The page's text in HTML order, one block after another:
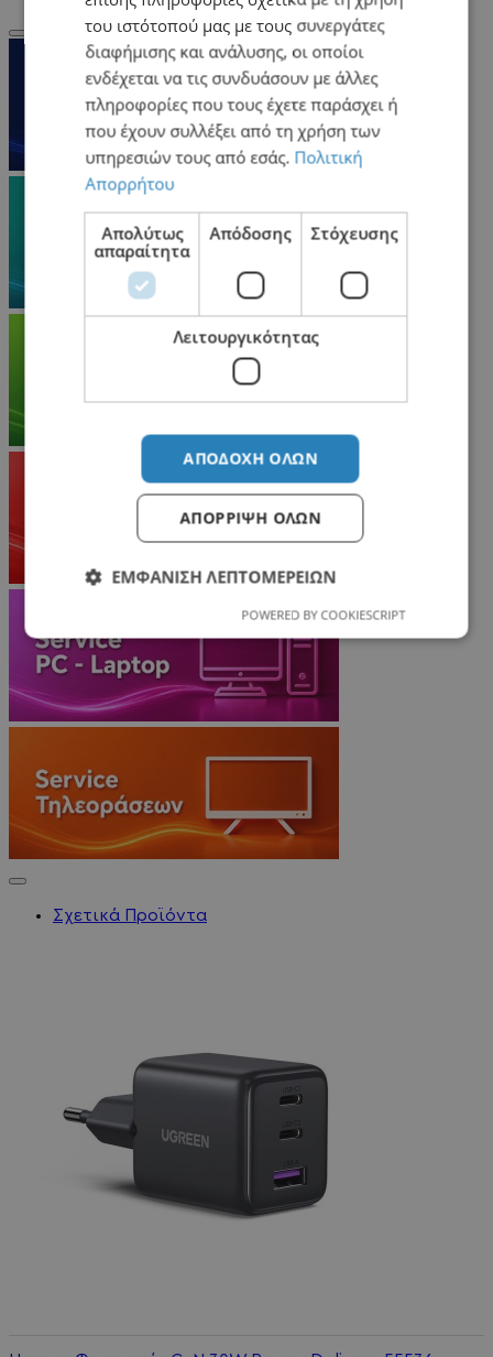
Σχετικά Προϊόντα
του ιστότοπού μας με τους συνεργάτες
διαφήμισης και ανάλυσης, οι οποίοι
ενδέχεται να τις συνδυάσουν με άλλες
πληροφορίες που τους έχετε παράσχει ή
που έχουν συλλέξει από τη χρήση των
υπηρεσιών τους από εσάς. Πολιτική
Απορρήτου
Απολύτως
απαραίτητα
Απόδοσης Στόχευσης
Λειτουργικότητας
ΑΠΟΔΟΧΉ ΌΛΩΝ
ΑΠΌΡΡΙΨΗ ΌΛΩΝ
ΕΜΦΆΝΙΣΗ ΛΕΠΤΟΜΕΡΕΙΏΝ
POWERED BY COOKIESCRIPT